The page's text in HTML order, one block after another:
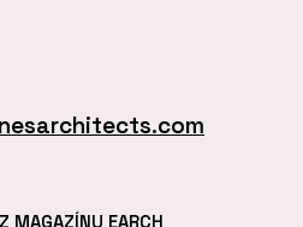
MAGAZÍNU EARCH